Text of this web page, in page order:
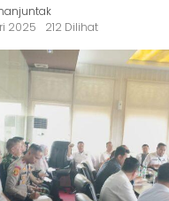
2025
212 Dilihat